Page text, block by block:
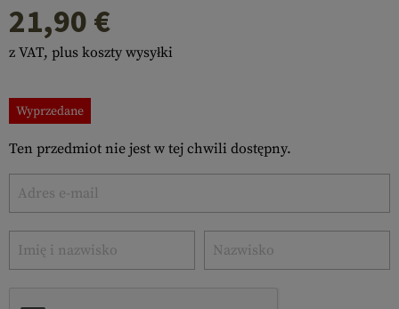
21,90 €
z VAT, plus koszty wysyłki
Wyprzedane
Ten przedmiot nie jest w tej chwili dostępny.